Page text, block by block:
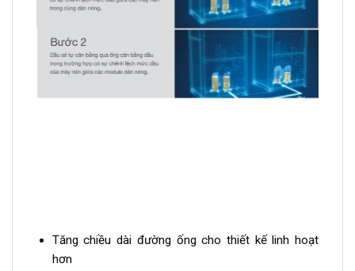
Tăng chiều dài đường ống cho thiết kế linh hoạt
hơn